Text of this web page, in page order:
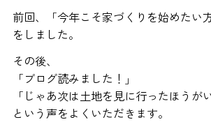
前回、「今年こそ家づくりを始めたい
をしました。
その後、
「ブログ読みました！」
「じゃあ次は土地を見に行ったほうが
という声をよくいただきます。